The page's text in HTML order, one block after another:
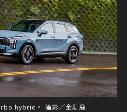
hybrid。 攝影／金馴鹿